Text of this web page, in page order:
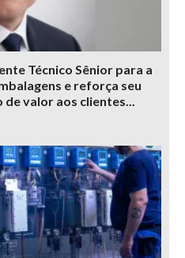
Técnico Sênior para a
e reforça seu
valor aos clientes...